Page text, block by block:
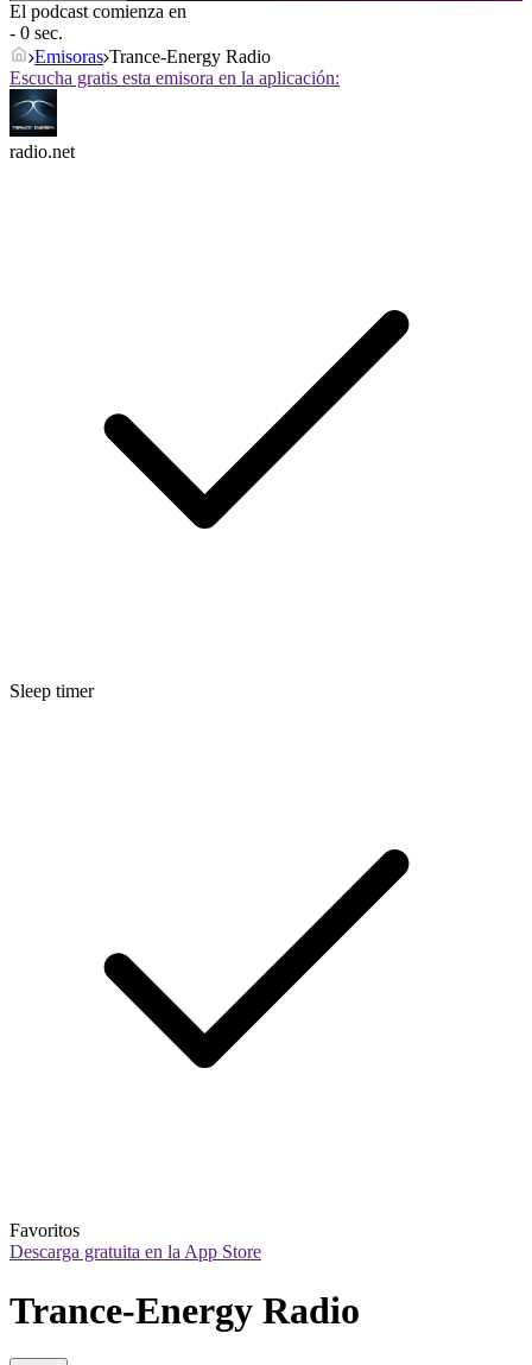
El podcast comienza en
- 0 sec.
Emisoras Trance-Energy Radio
Escucha gratis esta emisora en la aplicación:
radio.net
Sleep timer
Favoritos
Descarga gratuita en la App Store
Trance-Energy Radio